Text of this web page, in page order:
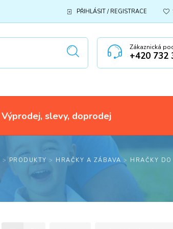
PŘIHLÁSIT / REGISTRACE
Zákaznická
+420 732
Výprodej, slevy, doprodej
> PRODUKTY > HRAČKY A ZÁBAVA > HRAČKY